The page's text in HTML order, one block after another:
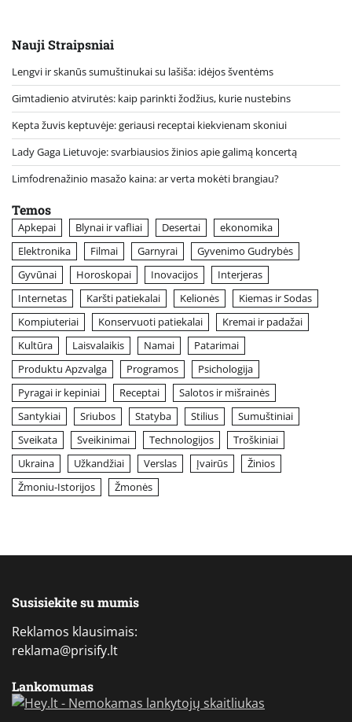
Nauji Straipsniai
Lengvi ir skanūs sumuštinukai su lašiša: idėjos šventėms
Gimtadienio atvirutės: kaip parinkti žodžius, kurie nustebins
Kepta žuvis keptuvėje: geriausi receptai kiekvienam skoniui
Lady Gaga Lietuvoje: svarbiausios žinios apie galimą koncertą
Limfodrenažinio masažo kaina: ar verta mokėti brangiau?
Temos
Apkepai Blynai ir vafliai Desertai
ekonomika
Elektronika
Filmai Garnyrai
Gyvenimo Gudrybės
Gyvūnai
Horoskopai Inovacijos
Interjeras
Internetas
Karšti patiekalai Kelionės
Kiemas ir Sodas
Kompiuteriai
Konservuoti patiekalai
Kremai ir padažai
Kultūra
Laisvalaikis Namai
Patarimai
Produktu Apzvalga
Programos
Psichologija
Pyragai ir kepiniai
Receptai
Salotos ir mišrainės
Santykiai
Sriubos Statyba Stilius
Sumuštiniai
Sveikata
Sveikinimai Technologijos
Troškiniai
Ukraina
Užkandžiai Verslas Įvairūs
Žinios
Žmoniu-Istorijos
Žmonės
Susisiekite su mumis
Reklamos klausimais:
reklama@prisify.lt
Lankomumas